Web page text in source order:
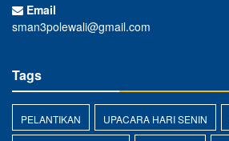
Email
sman3polewali@gmail.com
Tags
PELANTIKAN UPACARA HARI SENIN